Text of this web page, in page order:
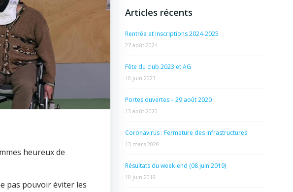
heureux de
pas pouvoir éviter les
Articles récents
Rentrée et Inscriptions 2024-2025
27 août 2024
Fête du club 2023 et AG
10 juin 2023
Portes ouvertes – 29 août 2020
13 août 2020
Coronavirus : Fermeture des infrastructures
13 mars 2020
Résultats du week-end (08 juin 2019)
10 juin 2019